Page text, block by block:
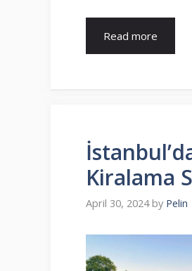
Read more
Kiralama
April 30, 2024 by Pelin